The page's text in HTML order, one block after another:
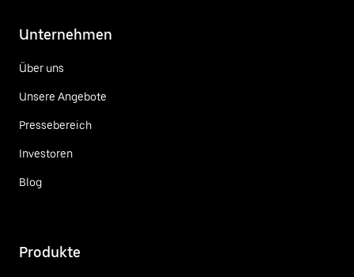
Unternehmen
Über uns
Unsere Angebote
Pressebereich
Investoren
Blog
Produkte